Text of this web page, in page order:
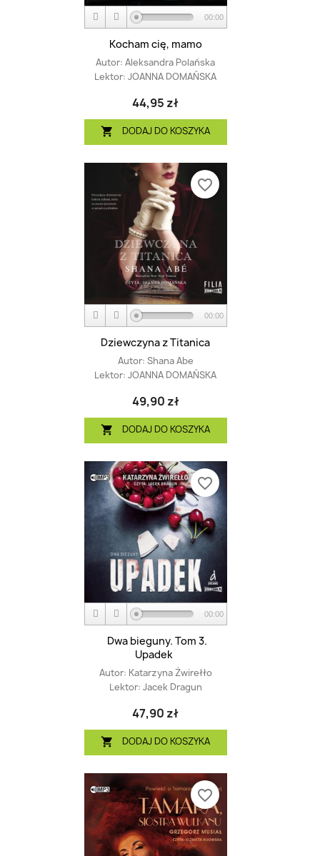
00:00
Kocham cię, mamo
Autor: Aleksandra Polańska
Lektor: JOANNA DOMAŃSKA
44,95 zł
 DODAJ DO KOSZYKA
00:00
Dziewczyna z Titanica
Autor: Shana Abe
Lektor: JOANNA DOMAŃSKA
49,90 zł
 DODAJ DO KOSZYKA
favorite_border
00:00
Dwa bieguny. Tom 3.
Upadek
Autor: Katarzyna Żwirełło
Lektor: Jacek Dragun
47,90 zł
 DODAJ DO KOSZYKA
favorite_border
favorite_border